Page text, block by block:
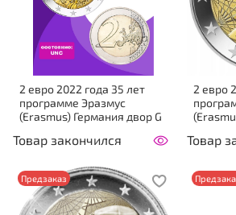
2 евро 2022 года 35 лет
программе Эразмус
(Erasmus) Германия двор G
Товар закончился
2 евро
Товар
Предзаказ